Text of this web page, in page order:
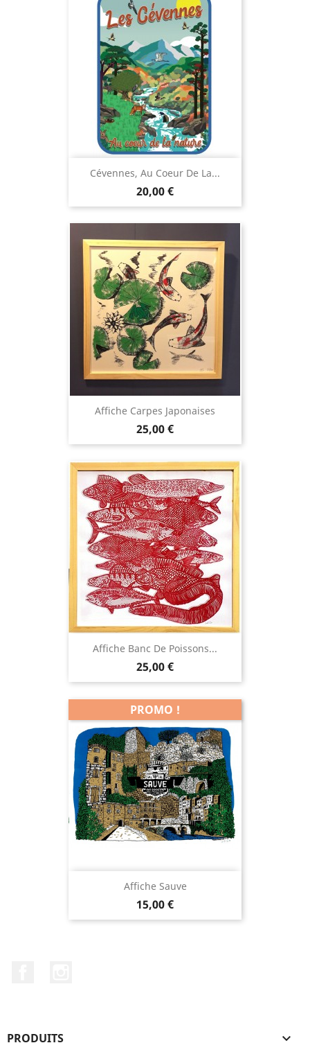
Cévennes, Au Coeur De La...
Prix
20,00 €
Affiche Carpes Japonaises
Prix
25,00 €
Affiche Banc De Poissons...
Prix
25,00 €
Affiche Sauve
Prix
15,00 €
PROMO !
PRODUITS 